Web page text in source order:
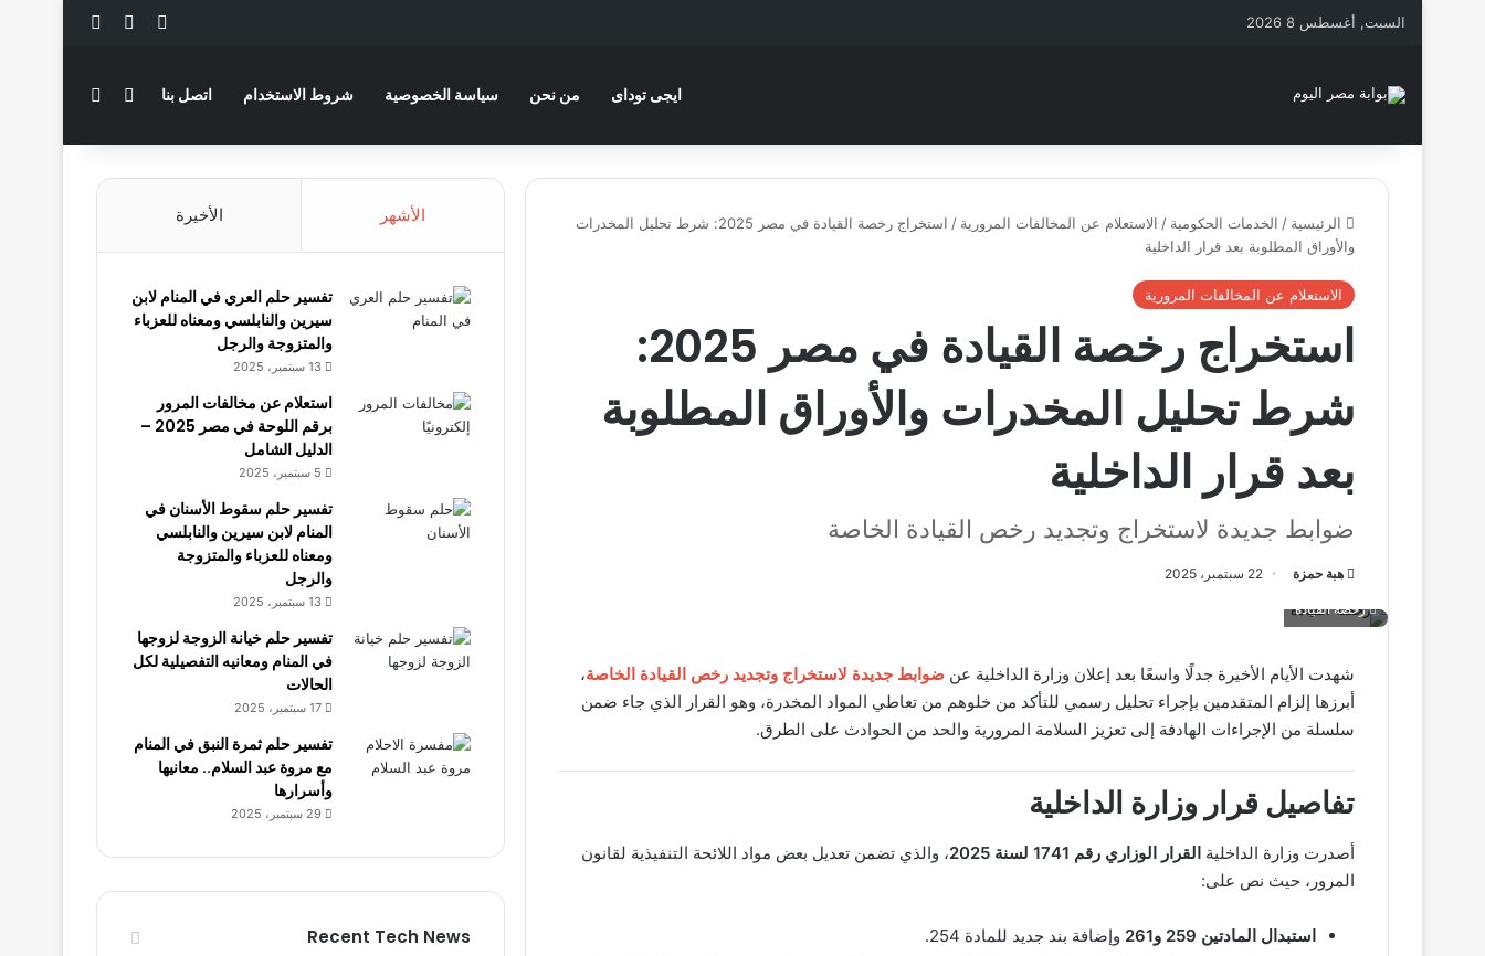
السبت, أغسطس 8 2026 فيسبوك
ايجى توداى من نحن سياسة الخصوصية شروط الاستخدام اتصل بنا الوضع المظلم
الرئيسية / الخدمات الحكومية / الاستعلام عن المخالفات المرورية /
استخراج رخصة القيادة في مصر 2025: شرط تحليل المخدرات
والأوراق المطلوبة بعد قرار الداخلية
الاستعلام عن المخالفات المرورية
استخراج رخصة القيادة في مصر 2025:
شرط تحليل المخدرات والأوراق المطلوبة
بعد قرار الداخلية
ضوابط جديدة لاستخراج وتجديد رخص القيادة الخاصة
هبة حمزة 22 سبتمبر، 2025
رخصة القيادة
شهدت الأيام الأخيرة جدلًا واسعًا بعد إعلان وزارة الداخلية عن ضوابط جديدة لاستخراج وتجديد رخص القيادة الخاصة،
أبرزها إلزام المتقدمين بإجراء تحليل رسمي للتأكد من خلوهم من تعاطي المواد المخدرة، وهو القرار الذي جاء ضمن
سلسلة من الإجراءات الهادفة إلى تعزيز السلامة المرورية والحد من الحوادث على الطرق.
تفاصيل قرار وزارة الداخلية
أصدرت وزارة الداخلية القرار الوزاري رقم 1741 لسنة 2025
، والذي تضمن تعديل بعض مواد اللائحة التنفيذية لقانون
المرور، حيث نص على:
استبدال المادتين 259 و261
وإضافة بند جديد للمادة 254.
الأشهر الأخيرة
تفسير حلم العري في المنام لابن
سيرين والنابلسي ومعناه للعزباء
والمتزوجة والرجل
13 سبتمبر، 2025
استعلام عن مخالفات المرور
برقم اللوحة في مصر 2025 –
الدليل الشامل
5 سبتمبر، 2025
تفسير حلم سقوط الأسنان في
المنام لابن سيرين والنابلسي
ومعناه للعزباء والمتزوجة
والرجل
13 سبتمبر، 2025
تفسير حلم خيانة الزوجة لزوجها
في المنام ومعانيه التفصيلية لكل
الحالات
17 سبتمبر، 2025
تفسير حلم ثمرة النبق في المنام
مع مروة عبد السلام.. معانيها
وأسرارها
29 سبتمبر، 2025
Recent Tech News